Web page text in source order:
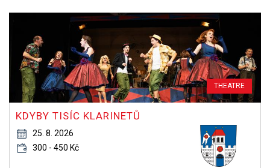
THEATRE
KDYBY TISÍC KLARINETŮ
25. 8. 2026
300 - 450 Kč